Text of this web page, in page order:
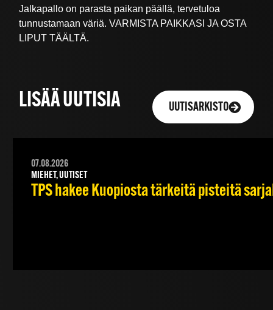
Jalkapallo on parasta paikan päällä, tervetuloa
tunnustamaan väriä. VARMISTA PAIKKASI JA OSTA
LIPUT TÄÄLTÄ.
LISÄÄ UUTISIA UUTISARKISTO
07.08.2026
MIEHET, UUTISET
TPS hakee Kuopiosta tärkeitä pisteitä